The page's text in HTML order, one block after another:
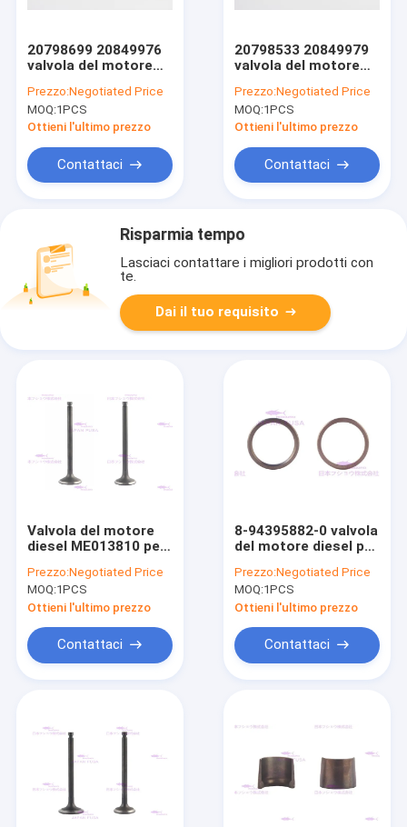
20798699 20849976
valvola del motore
EC210B EC220D
EW145B EW205D
Prezzo:Negotiated Price
MOQ:1PCS
Ottieni l'ultimo prezzo
Contattaci
20798533 20849979
valvola del motore
EC210B EC220D
EW145B EW205D
Prezzo:Negotiated Price
MOQ:1PCS
Ottieni l'ultimo prezzo
Contattaci
Risparmia tempo
Lasciaci contattare i migliori prodotti con
te.
Dai il tuo requisito
Valvola del motore
diesel ME013810 per
6D31T 6D34
Prezzo:Negotiated Price
MOQ:1PCS
Ottieni l'ultimo prezzo
Contattaci
8-94395882-0 valvola
del motore diesel per
6HK1TC
Prezzo:Negotiated Price
MOQ:1PCS
Ottieni l'ultimo prezzo
Contattaci